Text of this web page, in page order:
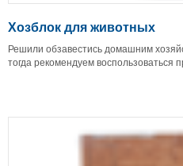
Хозблок для животных
Решили обзавестись домашним
тогда рекомендуем воспользоваться